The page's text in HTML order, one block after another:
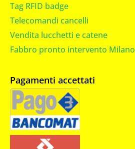
Tag RFID badge
Telecomandi cancelli
Vendita lucchetti e catene
Fabbro pronto intervento Milano
Pagamenti accettati